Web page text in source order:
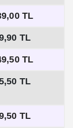
TL
TL
TL
TL
TL